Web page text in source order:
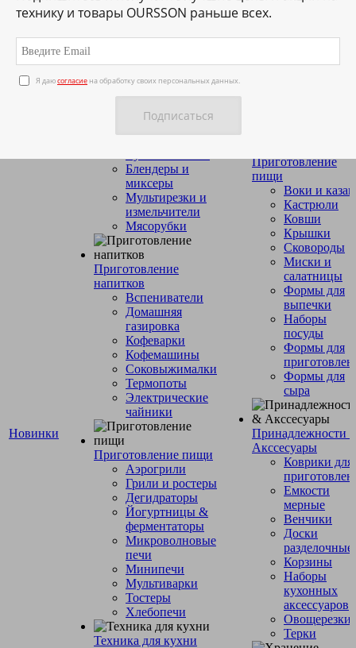
Заказать звонок
Новинки
Подготовка &
Блендеры и
миксеры
Мультирезки и
измельчители
Мясорубки
Приготовление
напитков
Вспениватели
Домашняя
газировка
Кофеварки
Кофемашины
Соковыжималки
Термопоты
Электрические
чайники
Приготовление пищи
Аэрогрили
Грили и ростеры
Дегидраторы
Йогуртницы &
ферментаторы
Микроволновые
печи
Минипечи
Мультиварки
Тостеры
Хлебопечи
Техника для кухни
Приготовление
пищи
Воки и
Кастрюли
Ковши
Крышки
Сковороды
Миски и
салатницы
Формы для
выпечки
Наборы
посуды
Формы для
Формы для
сыра
Принадлежности
Акссесуары
Коврики для
Емкости
мерные
Венчики
Доски
разделочные
Корзины
Наборы
кухонных
аксессуаров
Овощерезки
Терки
технику и товары OURSSON раньше всех.
Я даюсогласие на обработку своих персональных данных.